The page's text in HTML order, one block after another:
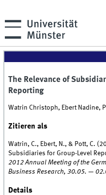
The Relevance of
Reporting
Watrin Christoph, Ebert Nadine,
Zitieren als
Watrin, C., Ebert, N., & Pott, C.
Subsidiaries for Group-Level
2012 Annual Meeting of the
Business Research, 30.05. —
Details